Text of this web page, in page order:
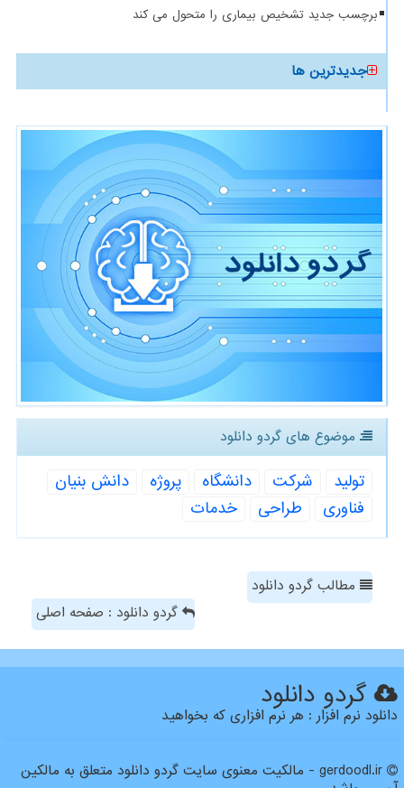
برچسب جدید تشخیص بیماری را متحول می کند
جدیدترین ها
موضوع های گردو دانلود
تولید شركت دانشگاه پروژه
دانش بنیان
فناوری
طراحی خدمات
مطالب گردو دانلود
گردو دانلود : صفحه اصلی
گردو دانلود
دانلود نرم افزار : هر نرم افزاری که بخواهید
gerdoodl.ir - مالکیت معنوی سایت گردو دانلود متعلق به مالکین